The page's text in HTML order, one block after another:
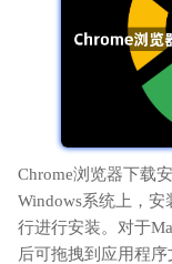
Chrome浏览器下载
Windows系统上，安
行进行安装。对于
后可拖拽到应用程